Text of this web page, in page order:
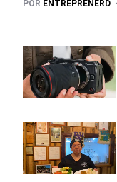
POR ENTREPRENERD